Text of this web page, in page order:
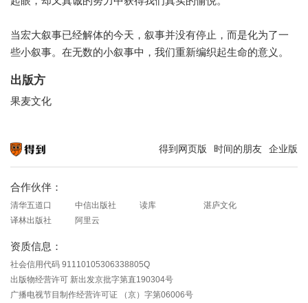
当宏大叙事已经解体的今天，叙事并没有停止，而是化为了一
些小叙事。在无数的小叙事中，我们重新编织起生命的意义。
出版方
果麦文化
得到网页版 时间的朋友 企业版
合作伙伴：
清华五道口 中信出版社 读库
湛庐文化
译林出版社
阿里云
资质信息：
社会信用代码 91110105306338805Q
出版物经营许可 新出发京批字第直190304号
广播电视节目制作经营许可证 （京）字第06006号